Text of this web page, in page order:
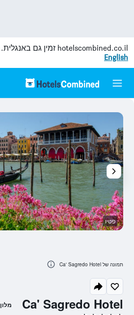
hotelscombined.co.il זמין גם באנגלית.
English
Ca' Sagredo Hotel מלון
פטיו
תמונה של Ca' Sagredo Hotel